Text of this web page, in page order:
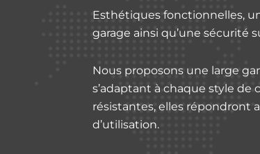
Esthétiques fonctionnelles,
garage ainsi qu’une sécurité
Nous proposons une large
s’adaptant à chaque style
résistantes, elles répondront
d’utilisation.